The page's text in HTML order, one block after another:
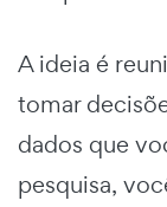
A ideia é
tomar
dados que
pesquisa,